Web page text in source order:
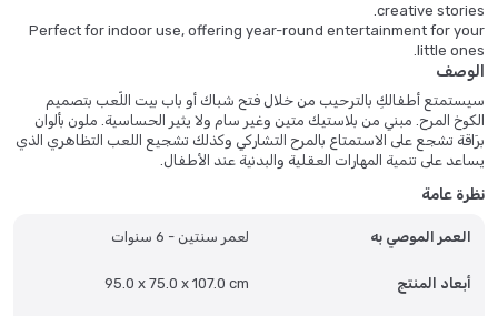
creative stories.
Perfect for indoor use, offering year-round entertainment for your
little ones.
الوصف
سيستمتع أطفالكِ بالترحيب من خلال فتح شباك أو باب بيت اللّعب بتصميم
الكوخ المرح. مبني من بلاستيك متين وغير سام ولا يثير الحساسية. ملون بألوان
برَاقة تشجع على الاستمتاع بالمرح التشاركي وكذلك تشجيع اللعب التظاهري الذي
يساعد على تنمية المهارات العقلية والبدنية عند الأطفال.
نظرة عامة
العمر الموصي به لعمر سنتين - 6 سنوات
أبعاد المنتج 95.0 x 75.0 x 107.0 cm